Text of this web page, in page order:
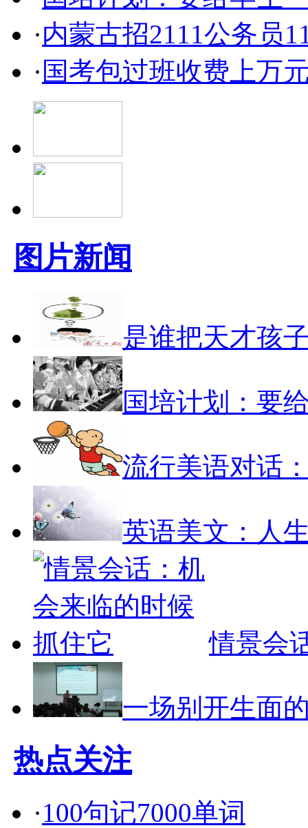
·内蒙古招2111公务员
· 国考包过班收费上万
图片新闻
是谁把天才孩
国培计划：要
流行美语对话
英语美文：人
情景会
一场别开生面
热点关注
·100句记7000单词